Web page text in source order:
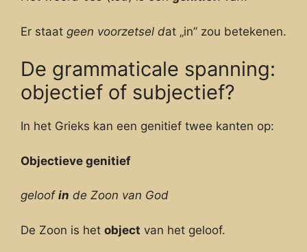
Er staat geen voorzetsel dat „in” zou betekenen.
De grammaticale spanning:
objectief of subjectief?
In het Grieks kan een genitief twee kanten op:
Objectieve genitief
geloof in de Zoon van God
De Zoon is het object van het geloof.